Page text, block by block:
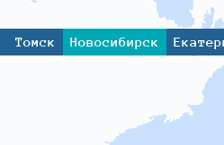
Томск Новосибирск